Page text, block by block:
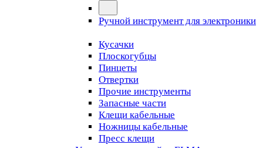
Ручной инструмент для электроники
Кусачки
Плоскогубцы
Пинцеты
Отвертки
Прочие инструменты
Запасные части
Клещи кабельные
Ножницы кабельные
Пресс клещи